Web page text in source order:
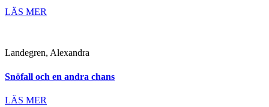
LÄS MER
Landegren, Alexandra
Snöfall och en andra chans
LÄS MER